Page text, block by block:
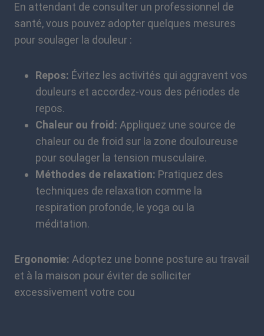
En attendant de consulter un professionnel de
santé, vous pouvez adopter quelques mesures
pour soulager la douleur :
Repos: Évitez les activités qui aggravent vos
douleurs et accordez-vous des périodes de
repos.
Chaleur ou froid: Appliquez une source de
chaleur ou de froid sur la zone douloureuse
pour soulager la tension musculaire.
Méthodes de relaxation: Pratiquez des
techniques de relaxation comme la
respiration profonde, le yoga ou la
méditation.
Ergonomie: Adoptez une bonne posture au travail
et à la maison pour éviter de solliciter
excessivement votre cou